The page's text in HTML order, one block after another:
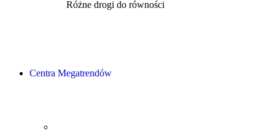
Różne drogi do równości
Centra Megatrendów